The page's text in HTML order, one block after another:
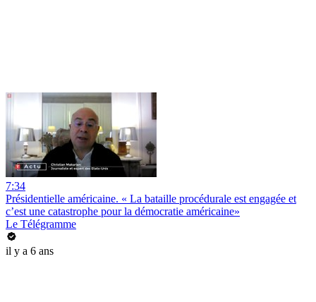
7:34
Présidentielle américaine. « La bataille procédurale est engagée et
c’est une catastrophe pour la démocratie américaine»
Le Télégramme
il y a 6 ans